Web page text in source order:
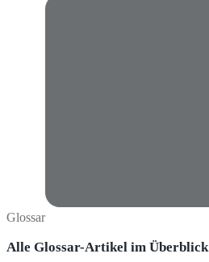
Glossar
Alle Glossar-Artikel im Überblick